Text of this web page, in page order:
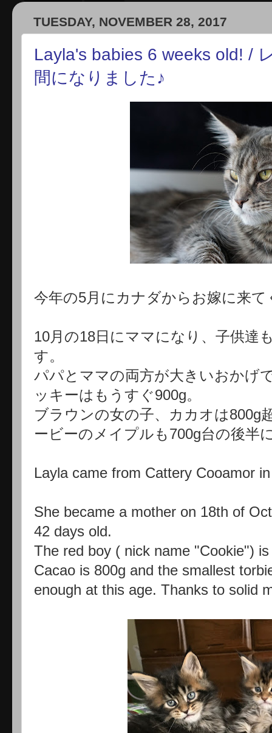
TUESDAY, NOVEMBER 28, 2017
Layla's babies 6 weeks old! /
間になりました♪
今年の5月にカナダからお嫁に来
10月の18日にママになり、子供達
す。
パパとママの両方が大きいおかげ
ッキーはもうすぐ900g。
ブラウンの女の子、カカオは800g
ービーのメイプルも700g台の後半
Layla came from Cattery Cooamor
She became a mother on 18th of
42 days old.
The red boy ( nick name "Cookie")
Cacao is 800g and the smallest
enough at this age. Thanks to solid